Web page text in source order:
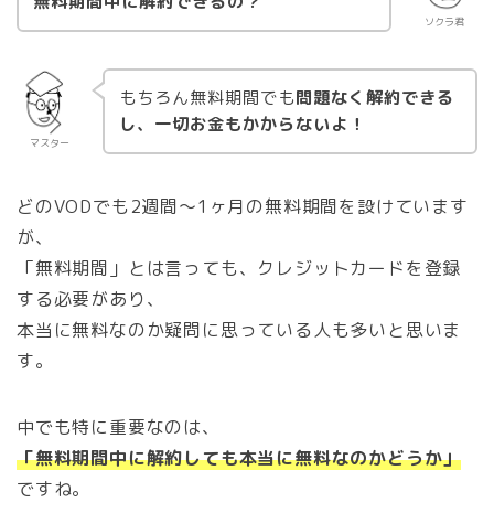
ソクラ君
マスター
もちろん無料期間でも問題なく解約できる
し、一切お金もかからないよ！
どのVODでも2週間〜1ヶ月の無料期間を設けています
が、
「無料期間」とは言っても、クレジットカードを登録
する必要があり、
本当に無料なのか疑問に思っている人も多いと思いま
す。
中でも特に重要なのは、
「無料期間中に解約しても本当に無料なのかどうか」
ですね。